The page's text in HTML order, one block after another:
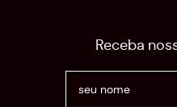
Receba